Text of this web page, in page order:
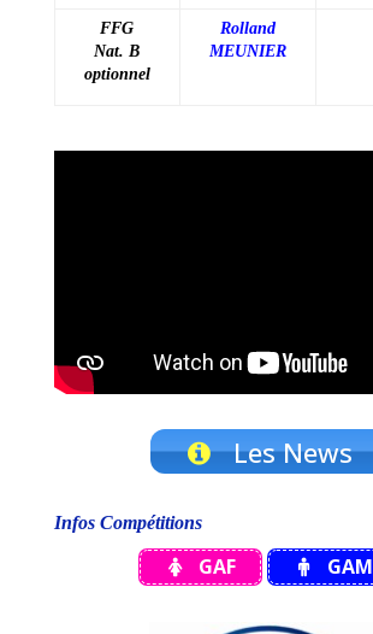
FFG
Nat. B
optionnel
Rolland
MEUNIER
Les News
Infos Compétitions
GAF GAM